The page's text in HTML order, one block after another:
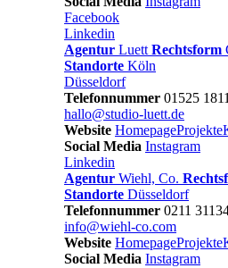
Facebook
Linkedin
Agentur Luett Rechtsform
Standorte Köln
Düsseldorf
Telefonnummer 01525
hallo@studio-luett.de
Website HomepageProjekte
Social Media Instagram
Linkedin
Agentur Wiehl, Co.
Standorte Düsseldorf
Telefonnummer 0211
info@wiehl-co.com
Website HomepageProjekte
Social Media Instagram